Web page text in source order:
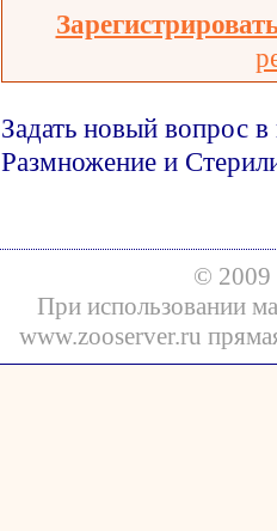
Задать новый вопрос
Размножение и
© 2009
При использовании
www.zooserver.ru